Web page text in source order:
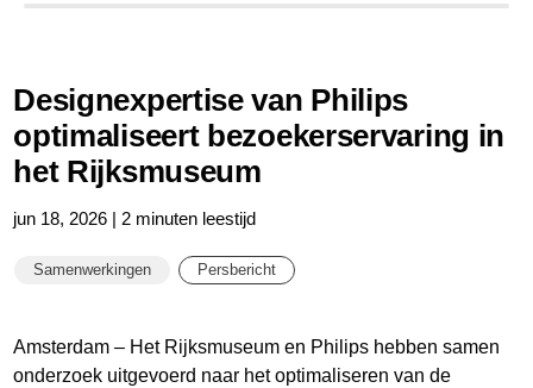
Designexpertise van Philips
optimaliseert bezoekerservaring in
het Rijksmuseum
jun 18, 2026 | 2 minuten leestijd
Samenwerkingen Persbericht
Amsterdam – Het Rijksmuseum en Philips hebben samen
onderzoek uitgevoerd naar het optimaliseren van de